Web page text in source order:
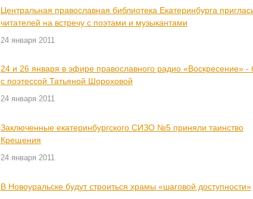
Центральная православная библиотека Екатеринбурга
читателей на встречу с поэтами и музыкантами
24 января 2011
24 и 26 января в эфире православного радио «Воскресение» -
с поэтессой Татьяной Шороховой
24 января 2011
Заключенные екатеринбургского СИЗО №5 приняли таинство
Крещения
24 января 2011
В Новоуральске будут строиться храмы «шаговой доступности»